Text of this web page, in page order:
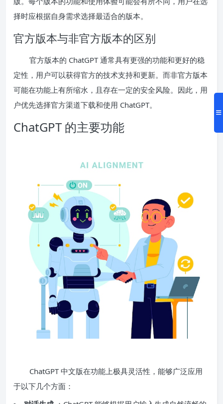
择时应根据自身需求选择最适合的版本。
官方版本与非官方版本的区别
官方版本的 ChatGPT 通常具有更强的功能和更好的稳
定性，用户可以获得官方的技术支持和更新。而非官方版本
可能在功能上有所缩水，且存在一定的安全风险。因此，用
户优先选择官方渠道下载和使用 ChatGPT。
ChatGPT 的主要功能
ChatGPT 中文版在功能上极具灵活性，能够广泛应用
于以下几个方面：